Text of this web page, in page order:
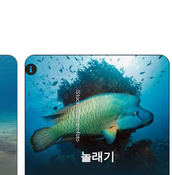
iStock/ultramarinfoto
놀래기